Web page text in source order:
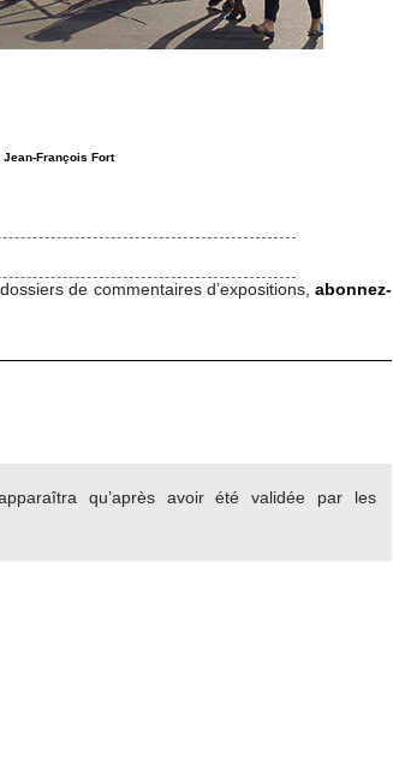
Jean-François Fort
de commentaires d’expositions, abonnez-
qu’après avoir été validée par les